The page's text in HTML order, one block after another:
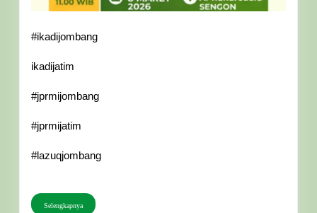
#ikadijombang
ikadijatim
#jprmijombang
#jprmijatim
#lazuqjombang
Selengkapnya
Selengkapnya